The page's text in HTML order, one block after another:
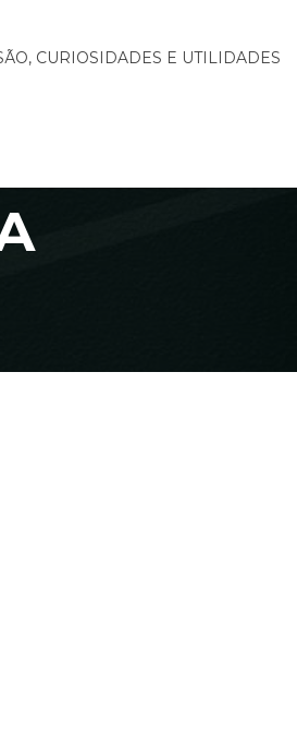
CURIOSIDADES E UTILIDADES